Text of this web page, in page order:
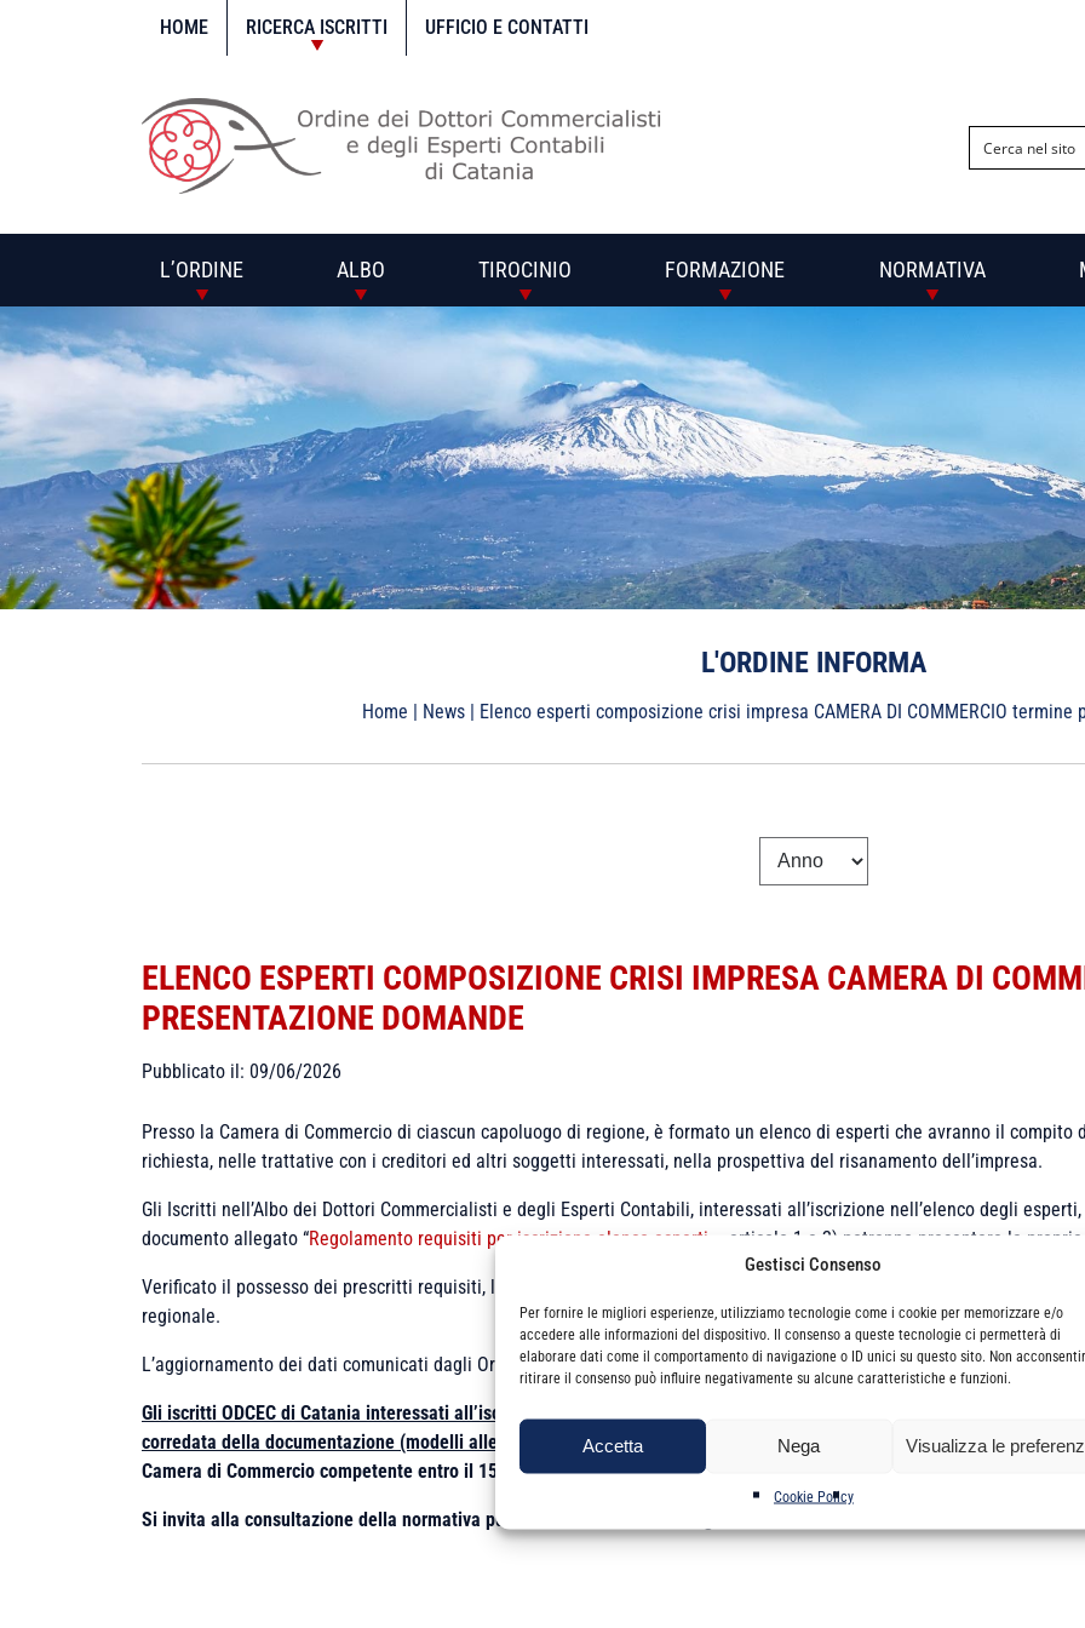
Gestisci Consenso
Per fornire le migliori esperienze, utilizziamo tecnologie come i cookie per memorizzare e/o
accedere alle informazioni del dispositivo. Il consenso a queste tecnologie ci permetterà di
elaborare dati come il comportamento di navigazione o ID unici su questo sito. Non
ritirare il consenso può influire negativamente su alcune caratteristiche e funzioni.
Accetta Nega Visualizza le
Cookie Policy
HOME RICERCA ISCRITTI UFFICIO E CONTATTI
L’ORDINE ALBO TIROCINIO FORMAZIONE NORMATIVA
L'ORDINE INFORMA
Home | News| Elenco esperti composizione crisi impresa CAMERA DI COMMERCIO termine
ELENCO ESPERTI COMPOSIZIONE CRISI IMPRESA CAMERA DI
PRESENTAZIONE DOMANDE
Pubblicato il: 09/06/2026
Presso la Camera di Commercio di ciascun capoluogo di regione, è formato un elenco di esperti che avranno il
richiesta, nelle trattative con i creditori ed altri soggetti interessati, nella prospettiva del risanamento dell’impresa.
Gli Iscritti nell’Albo dei Dottori Commercialisti e degli Esperti Contabili, interessati all’iscrizione nell’elenco degli
documento allegato “Regolamento requisiti per iscrizione elenco esperti – articolo 1 e 2) potranno presentare la
Verificato il possesso dei prescritti requisiti, l’Ordine provvederà a inoltrare i nominativi dei propri Iscritti alla Camera di
regionale.
L’aggiornamento dei dati comunicati dagli Ordini territoriali alla CCIAA avviene con cadenza annuale.
Gli iscritti ODCEC di Catania interessati all’iscrizione nel suddetto elenco ed in possesso di tutti i requisiti previsti,
corredata della documentazione (modelli allegati 1 e 2) entro il 30/06/2026
al fine di consentire l’esame e la verifica
Camera di Commercio competente entro il 15/07/2026.
Si invita alla consultazione della normativa pubblicata nelle risorse allegate.